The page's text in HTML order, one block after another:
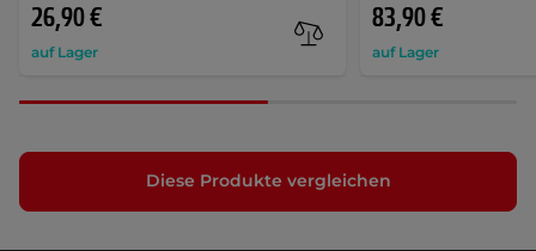
26,90 €
auf Lager
83,90 €
auf Lager
Diese Produkte vergleichen